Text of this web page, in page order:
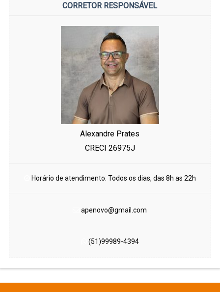
CORRETOR RESPONSÁVEL
Alexandre Prates
CRECI 26975J
Horário de atendimento: Todos os dias, das 8h as 22h
apenovo@gmail.com
(51)99989-4394